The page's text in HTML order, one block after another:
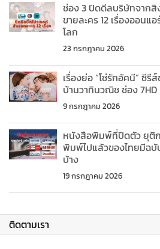
ช่อง 3 ปิดดีลบริษัทจากสิ
ขายละคร 12 เรื่องออนแ
โลก
23 กรกฎาคม 2026
เรื่องย่อ “โซ่รักอัคนี” ซีรี
บ้านวาทินวณิช ช่อง 7HD
9 กรกฎาคม 2026
หนังสือพิมพ์ที่ปิดตัว ยุติ
พิมพ์ไปแล้วของไทยมีฉบั
บ้าง
19 กรกฎาคม 2026
ติดตามเรา